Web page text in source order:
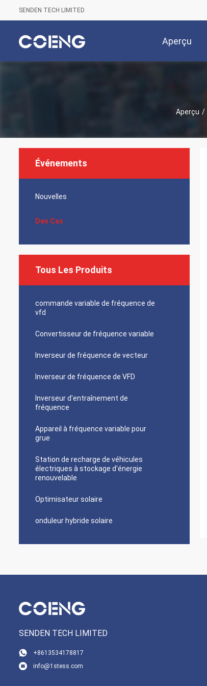
SENDEN TECH LIMITED
Aperçu
Aperçu /
Événements
Nouvelles
Des Cas
Tous Les Produits
commande variable de fréquence de
vfd
Convertisseur de fréquence variable
Inverseur de fréquence de vecteur
Inverseur de fréquence de VFD
Inverseur d'entraînement de
fréquence
Appareil à fréquence variable pour
grue
Station de recharge de véhicules
électriques à stockage d'énergie
renouvelable
Optimisateur solaire
onduleur hybride solaire
SENDEN TECH LIMITED
+8613534178817
info@1stess.com